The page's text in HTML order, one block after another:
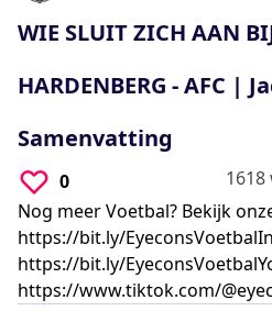
seconds
WIE SLUIT ZICH AAN
HARDENBERG - AFC |
Samenvatting
0
Nog meer Voetbal? Bekijk
https://bit.ly/
https://bit.ly/
https://www.tiktok.com/